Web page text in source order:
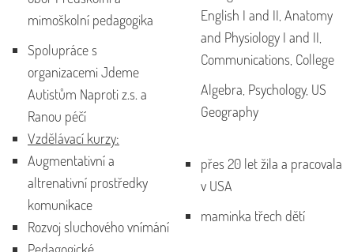
mimoškolní pedagogika
Spolupráce s
organizacemi Jdeme
Autistům Naproti z.s. a
Ranou péčí
Vzdělávací kurzy:
Augmentativní a
altrenativní prostředky
komunikace
Rozvoj sluchového vnímání
English I and II, Anatomy
and Physiology I and II,
Communications, College
Algebra, Psychology, US
Geography
přes 20 let žila a pracovala
v USA
maminka třech dětí